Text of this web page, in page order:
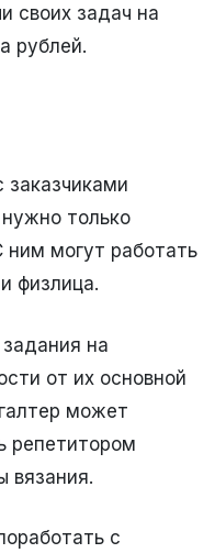
своих задач на
рублей.
только
ним могут работать
физлица.
на
от их основной
может
репетитором
вязания.
с